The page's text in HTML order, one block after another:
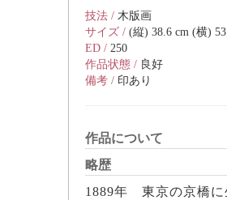
技法 / 木版画
サイズ / (縦) 38.6 cm (横)
ED / 250
作品状態 / 良好
備考 / 印あり
作品について
略歴
1889年 東京の京橋に